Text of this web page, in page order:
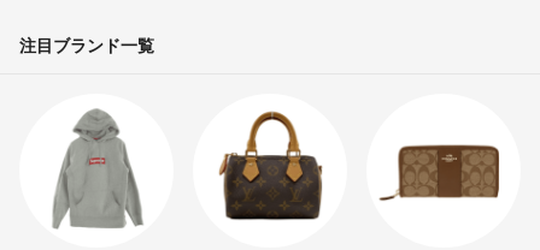
注目ブランド一覧